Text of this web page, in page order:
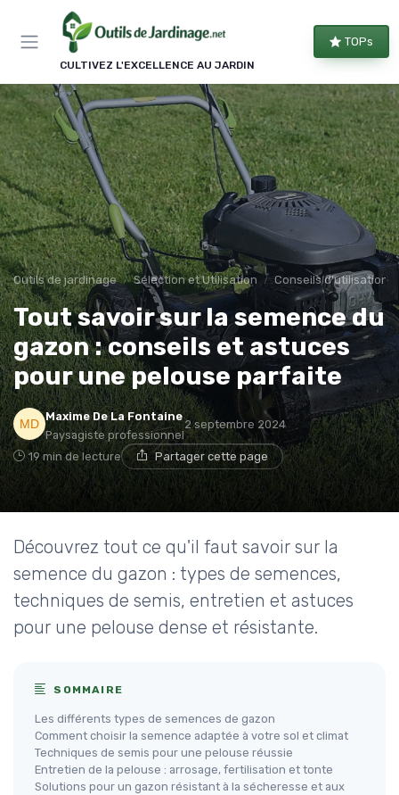
CULTIVEZ L'EXCELLENCE AU JARDIN
TOPs
Outils de jardinage Sélection et Utilisation Conseils d'utilisation
Tout savoir sur la semence du
gazon : conseils et astuces
pour une pelouse parfaite
Maxime De La Fontaine
Paysagiste professionnel
2 septembre 2024
19 min de lecture Partager cette page
Découvrez tout ce qu'il faut savoir sur la
semence du gazon : types de semences,
techniques de semis, entretien et astuces
pour une pelouse dense et résistante.
SOMMAIRE
Les différents types de semences de gazon
Comment choisir la semence adaptée à votre sol et climat
Techniques de semis pour une pelouse réussie
Entretien de la pelouse : arrosage, fertilisation et tonte
Solutions pour un gazon résistant à la sécheresse et aux
Panneau de gestion des cookies